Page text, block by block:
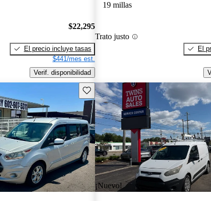
$22,295
El precio incluye tasas
$441/mes est.
Verif. disponibilidad
19 millas
Trato justo
El
Guarda este Aviso
¡Nuevo!